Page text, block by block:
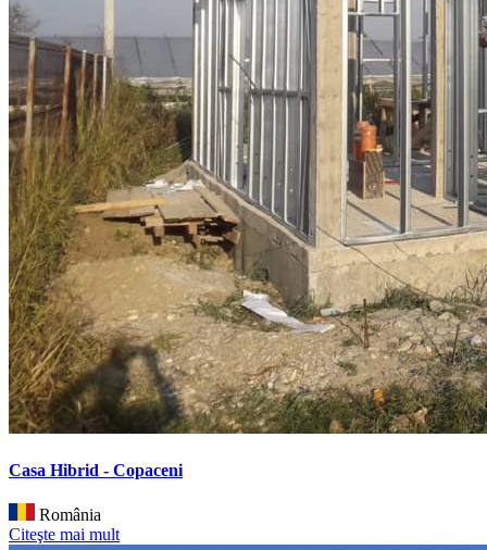
Casa Hibrid - Copaceni
România
Citeşte mai mult